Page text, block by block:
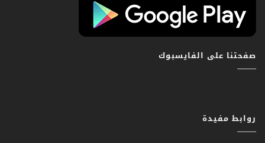
صفحتنا على الفايسبوك
روابط مفيدة